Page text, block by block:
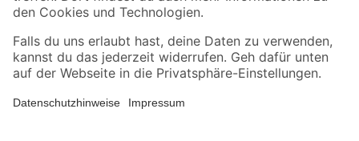
Alle Preisangaben in EUR inkl. gesetzl. MwSt.. Die dargestellten Angebote sind unter
Umständen nicht in allen Märkten verfügbar. Die angegebenen Verfügbarkeiten beziehen
Produkte nur solange der Vorrat reicht.
*Paketversand ab 59 € versandkostenfrei, gilt nicht für Artikel mit Speditionsversand, hier